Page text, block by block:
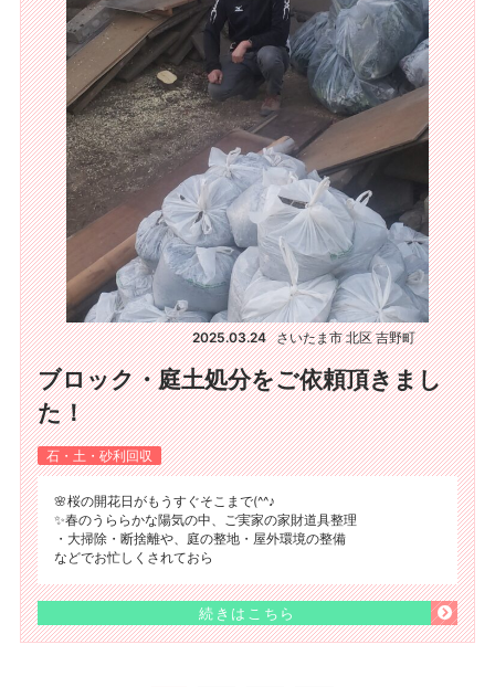
2025.03.24 さいたま市 北区 吉野町
ブロック・庭土処分をご依頼頂きまし
た！
石・土・砂利回収
🌸桜の開花日がもうすぐそこまで(^^♪
✨春のうららかな陽気の中、ご実家の家財道具整理
・大掃除・断捨離や、庭の整地・屋外環境の整備
などでお忙しくされておら
続きはこちら